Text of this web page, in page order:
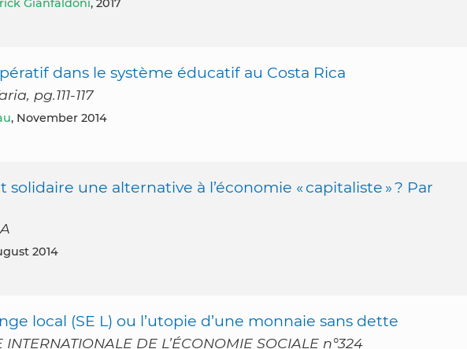
Gianfaldoni, 2017
dans le système éducatif au Costa Rica
pg.111-117
, November 2014
solidaire une alternative à l’économie « capitaliste » ? Par
2014
local (SE L) ou l’utopie d’une monnaie sans dette
INTERNATIONALE DE L’ÉCONOMIE SOCIALE n°324